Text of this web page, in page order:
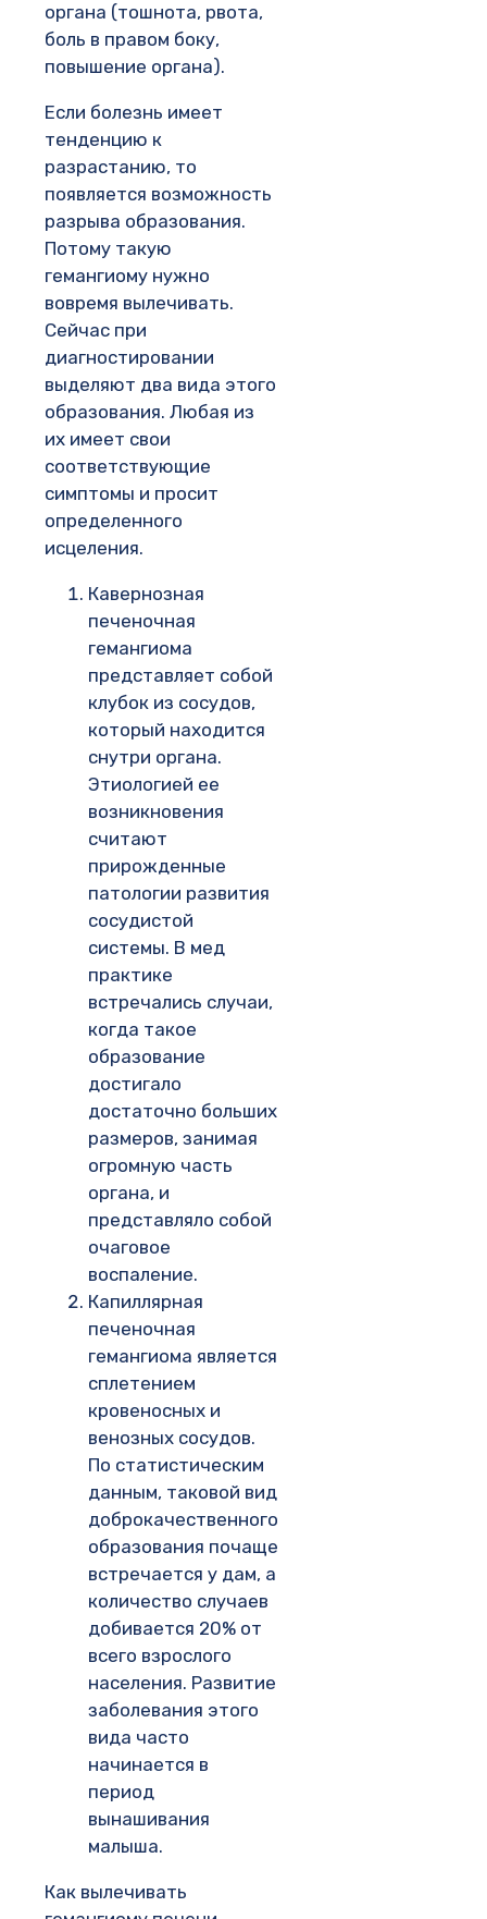
органа (тошнота, рвота,
боль в правом боку,
повышение органа).
Если болезнь имеет
тенденцию к
разрастанию, то
появляется возможность
разрыва образования.
Потому такую
гемангиому нужно
вовремя вылечивать.
Сейчас при
диагностировании
выделяют два вида этого
образования. Любая из
их имеет свои
соответствующие
симптомы и просит
определенного
исцеления.
Кавернозная
печеночная
гемангиома
представляет собой
клубок из сосудов,
который находится
снутри органа.
Этиологией ее
возникновения
считают
прирожденные
патологии развития
сосудистой
системы. В мед
практике
встречались случаи,
когда такое
образование
достигало
достаточно больших
размеров, занимая
огромную часть
органа, и
представляло собой
очаговое
воспаление.
Капиллярная
печеночная
гемангиома является
сплетением
кровеносных и
венозных сосудов.
По статистическим
данным, таковой вид
доброкачественного
образования почаще
встречается у дам, а
количество случаев
добивается 20% от
всего взрослого
населения. Развитие
заболевания этого
вида часто
начинается в
период
вынашивания
малыша.
Как вылечивать